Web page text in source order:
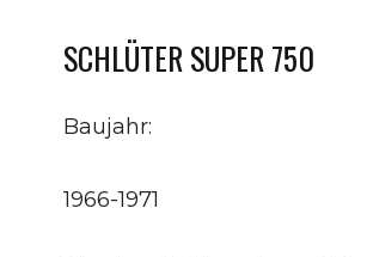
SCHLÜTER SUPER 750
Baujahr:
1966-1971